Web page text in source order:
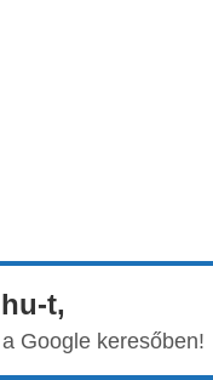
t,
Google keresőben!